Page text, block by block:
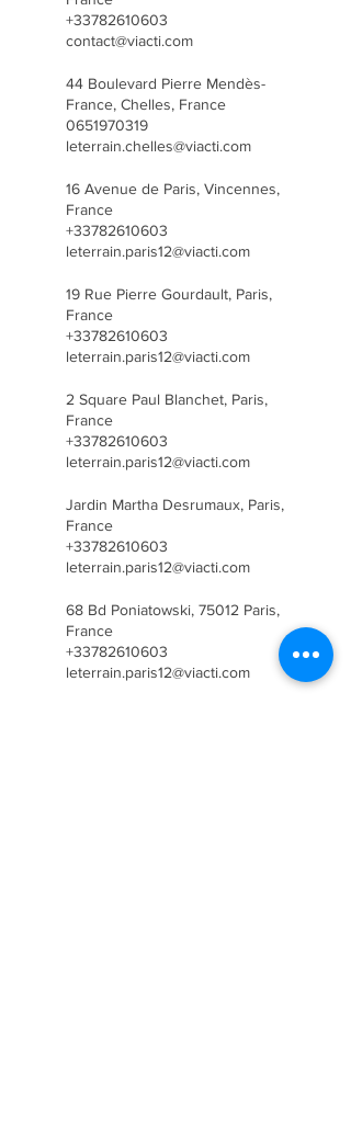
+33782610603
contact@viacti.com
44 Boulevard Pierre Mendès-
France, Chelles, France
0651970319
leterrain.chelles@viacti.com
16 Avenue de Paris, Vincennes,
France
+33782610603
leterrain.paris12@viacti.com
19 Rue Pierre Gourdault, Paris,
France
+33782610603
leterrain.paris12@viacti.com
2 Square Paul Blanchet, Paris,
France
+33782610603
leterrain.paris12@viacti.com
Jardin Martha Desrumaux, Paris,
France
+33782610603
leterrain.paris12@viacti.com
68 Bd Poniatowski, 75012 Paris,
France
+33782610603
leterrain.paris12@viacti.com